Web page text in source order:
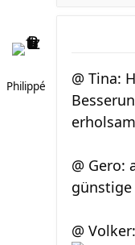
Philippé
@ Tina:
@ Gero:
günstige
@